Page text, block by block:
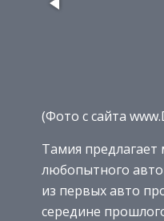
(Фото c сайта
Тамия
любопытного
из первых авто
середине